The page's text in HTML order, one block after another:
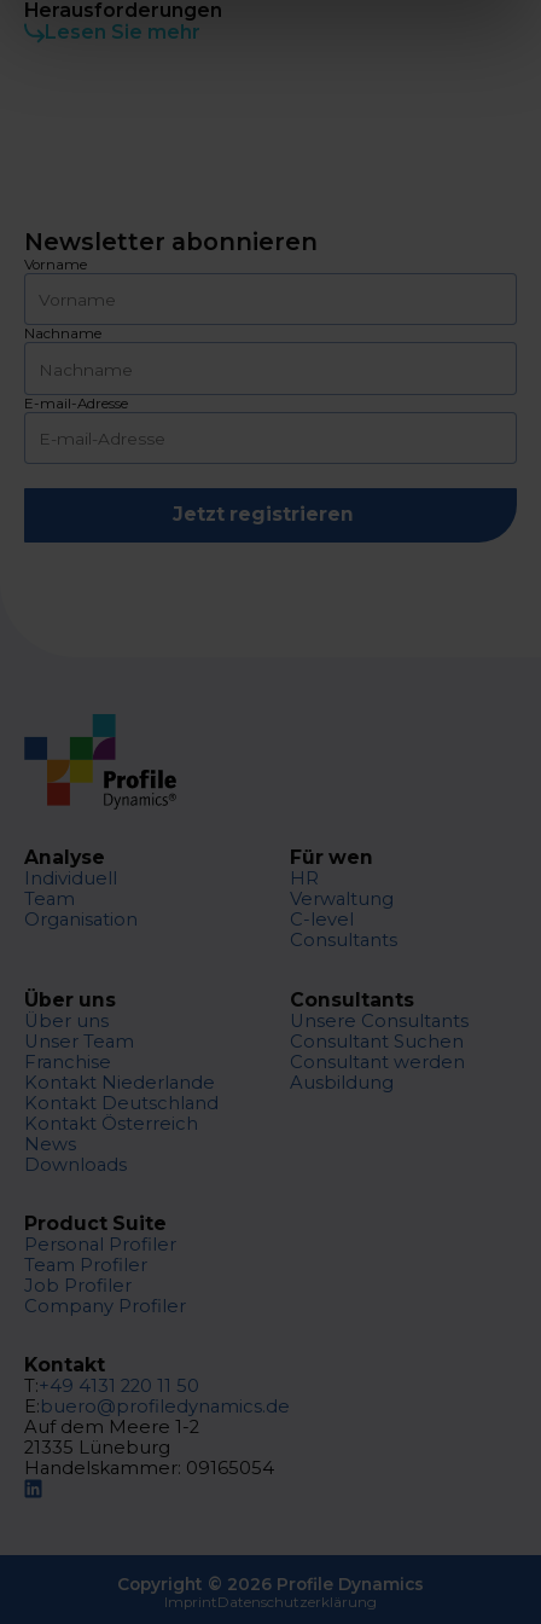
Herausforderungen
Lesen Sie mehr
Newsletter abonnieren
Vorname
Nachname
E-mail-Adresse
Jetzt registrieren
Analyse
Individuell
Team
Organisation
Für wen
HR
Verwaltung
C-level
Consultants
Über uns
Über uns
Unser Team
Franchise
Kontakt Niederlande
Kontakt Deutschland
Kontakt Österreich
News
Downloads
Consultants
Unsere Consultants
Consultant Suchen
Consultant werden
Ausbildung
Product Suite
Personal Profiler
Team Profiler
Job Profiler
Company Profiler
Kontakt
T:+49 4131 220 11 50
E: buero@profiledynamics.de
Auf dem Meere 1-2
21335 Lüneburg
Handelskammer: 09165054
Copyright © 2026 Profile Dynamics
ImprintDatenschutzerklärung